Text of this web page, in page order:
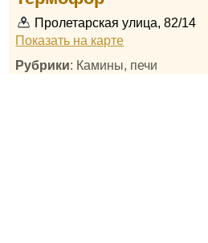
Пролетарская улица, 82/14
Показать на карте
Рубрики: Камины, печи